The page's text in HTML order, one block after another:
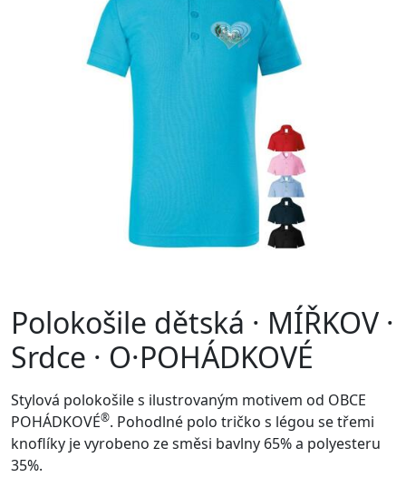
Polokošile dětská · MÍŘKOV ·
Srdce · O·POHÁDKOVÉ
Stylová polokošile s ilustrovaným motivem od OBCE
POHÁDKOVÉ®. Pohodlné polo tričko s légou se třemi
knoflíky je vyrobeno ze směsi bavlny 65% a polyesteru
35%.